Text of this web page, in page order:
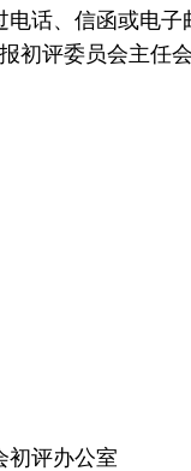
话、信函或电
初评委员会主任
初评办公室